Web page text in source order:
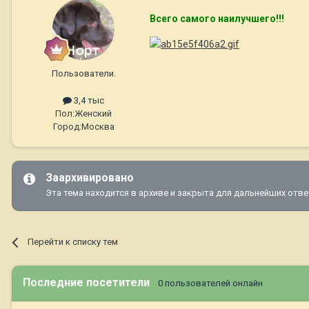
Пользователи.
3,4 тыс
Пол:Женский
Город:Москва
Всего самого наилучшего!!!
Заархивировано
Эта тема находится в архиве и закрыта для дальнейших
Перейти к списку тем
Последние посетители 0 пользователей онлайн